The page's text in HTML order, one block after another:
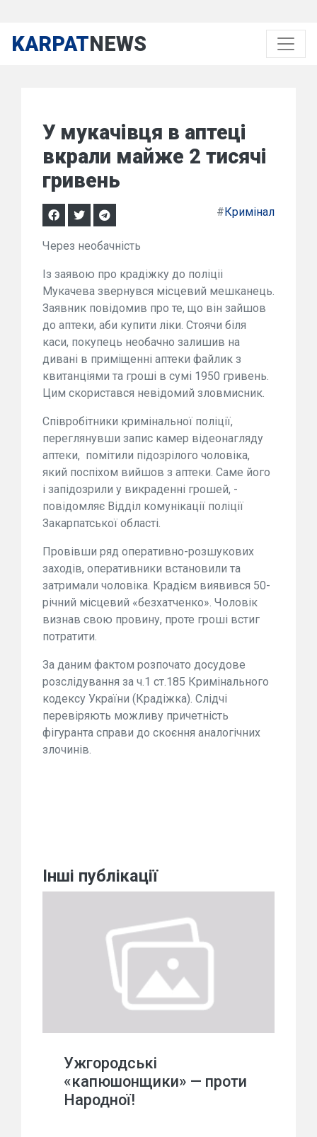
KARPATNEWS
У мукачівця в аптеці
вкрали майже 2 тисячі
гривень
#Кримінал
Через необачність
Із заявою про крадіжку до поліціі
Мукачева звернувся місцевий мешканець.
Заявник повідомив про те, що він зайшов
до аптеки, аби купити ліки. Стоячи біля
каси, покупець необачно залишив на
дивані в приміщенні аптеки файлик з
квитанціями та гроші в сумі 1950 гривень.
Цим скористався невідомий зловмисник.
Співробітники кримінальної поліції,
переглянувши запис камер відеонагляду
аптеки, помітили підозрілого чоловіка,
який поспіхом вийшов з аптеки. Саме його
і запідозрили у викраденні грошей, -
повідомляє Відділ комунікації поліції
Закарпатської області.
Провівши ряд оперативно-розшукових
заходів, оперативники встановили та
затримали чоловіка. Крадієм виявився 50-
річний місцевий «безхатченко». Чоловік
визнав свою провину, проте гроші встиг
потратити.
За даним фактом розпочато досудове
розслідування за ч.1 ст.185 Кримінального
кодексу України (Крадіжка). Слідчі
перевіряють можливу причетність
фігуранта справи до скоєння аналогічних
злочинів.
Інші публікації
Ужгородські
«капюшонщики» — проти
Народної!